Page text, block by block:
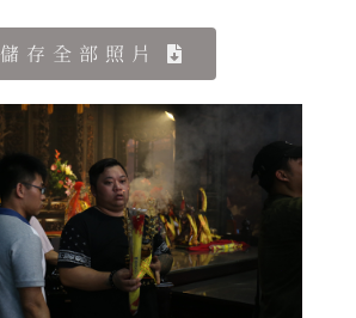
儲存全部照片